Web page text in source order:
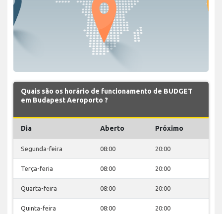
Quais são os horário de funcionamento de BUDGET
em Budapest Aeroporto ?
Dia Aberto Próximo
Segunda-feira 08:00 20:00
Terça-feria 08:00 20:00
Quarta-feira 08:00 20:00
Quinta-feira 08:00 20:00